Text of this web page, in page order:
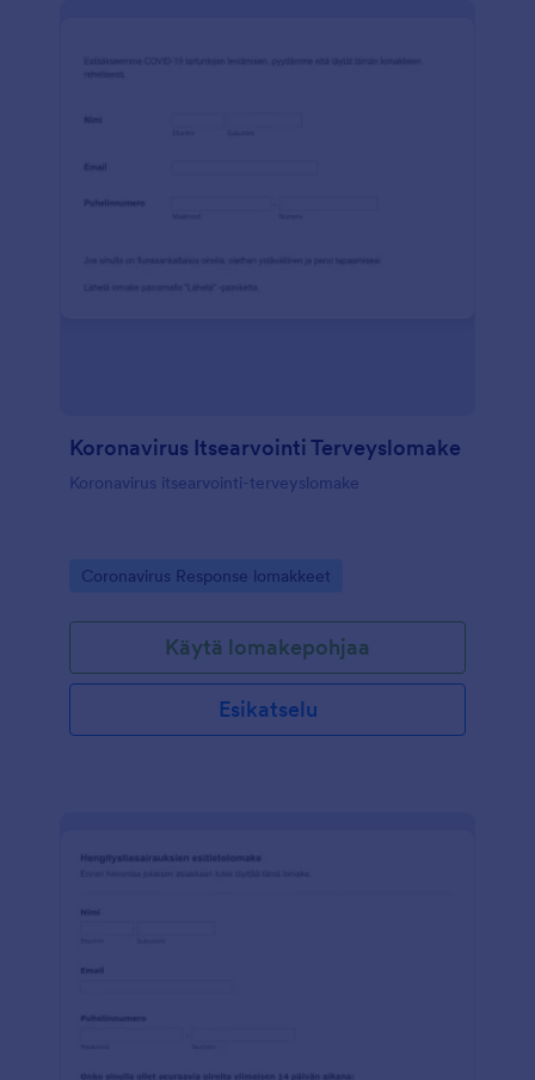
Koronavirus Itsearvointi Terveyslomake
Koronavirus itsearvointi-terveyslomake
Go to Category:
Coronavirus Response lomakkeet
Käytä lomakepohjaa
Esikatselu